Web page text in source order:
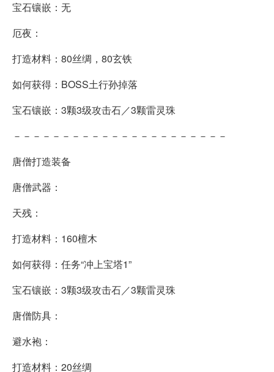
宝石镶嵌：无
厄夜：
打造材料：80丝绸，80玄铁
如何获得：BOSS土行孙掉落
宝石镶嵌：3颗3级攻击石／3颗雷灵珠
－－－－－－－－－－－－－－－－－－－－－－
唐僧打造装备
唐僧武器：
天残：
打造材料：160檀木
如何获得：任务“冲上宝塔1”
宝石镶嵌：3颗3级攻击石／3颗雷灵珠
唐僧防具：
避水袍：
打造材料：20丝绸